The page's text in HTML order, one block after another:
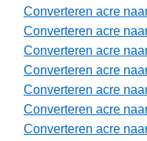
Converteren acre
Converteren acre
Converteren acre
Converteren acre
Converteren acre
Converteren acre
Converteren acre